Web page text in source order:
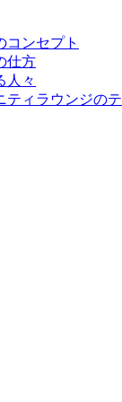
コンセプト
仕方
人々
ティラウンジの